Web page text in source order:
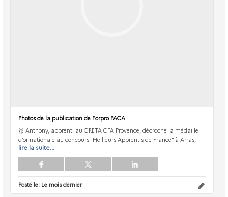
Photos de la publication de Forpro PACA
🥇 Anthony, apprenti au GRETA CFA Provence, décroche la médaille
d’or nationale au concours "Meilleurs Apprentis de France" à Arras,
lire la suite...
Posté le: Le mois dernier